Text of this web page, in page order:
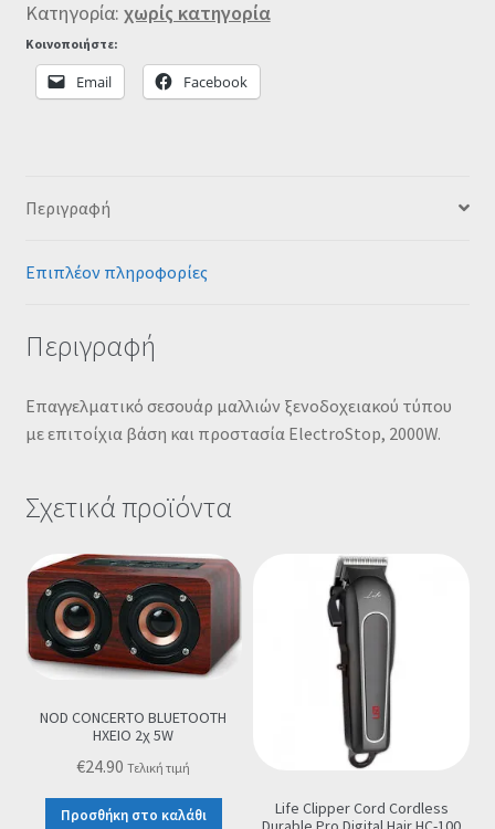
Κατηγορία: χωρίς κατηγορία
Κοινοποιήστε:
Email Facebook
Περιγραφή
Επιπλέον πληροφορίες
Περιγραφή
Επαγγελματικό σεσουάρ μαλλιών ξενοδοχειακού τύπου
με επιτοίχια βάση και προστασία ElectroStop, 2000W.
Σχετικά προϊόντα
NOD CONCERTO BLUETOOTH
ΗΧΕΙΟ 2χ 5W
€24.90 Τελική τιμή
Προσθήκη στο καλάθι
Life Clipper Cord Cordless